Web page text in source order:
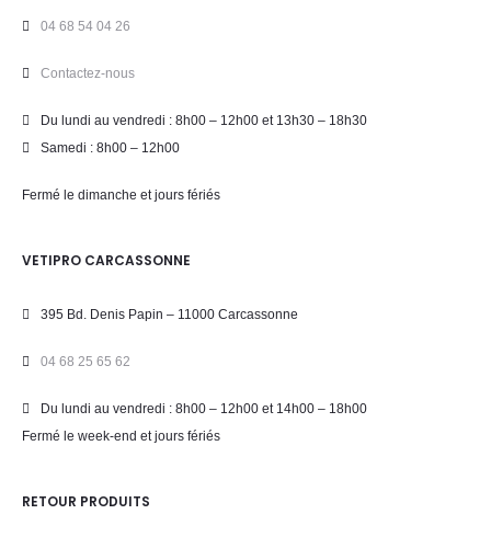
04 68 54 04 26
Contactez-nous
Du lundi au vendredi : 8h00 – 12h00 et 13h30 – 18h30
Samedi : 8h00 – 12h00
Fermé le dimanche et jours fériés
VETIPRO CARCASSONNE
395 Bd. Denis Papin – 11000 Carcassonne
04 68 25 65 62
Du lundi au vendredi : 8h00 – 12h00 et 14h00 – 18h00
Fermé le week-end et jours fériés
RETOUR PRODUITS